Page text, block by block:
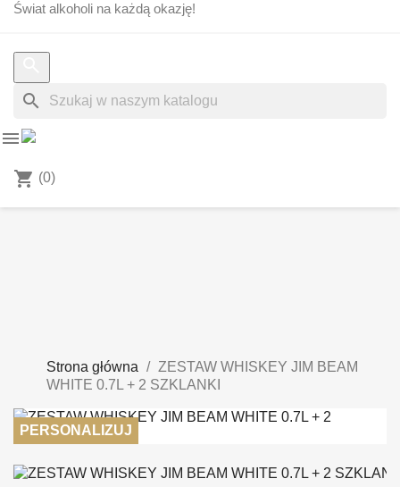
Świat alkoholi na każdą okazję!
search

shopping_cart (0)
Strona główna
ZESTAW WHISKEY JIM BEAM
WHITE 0.7L + 2 SZKLANKI
PERSONALIZUJ